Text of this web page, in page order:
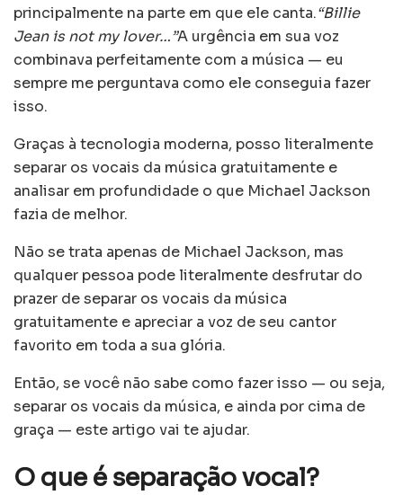
principalmente na parte em que ele canta.“Billie
Jean is not my lover…”A urgência em sua voz
combinava perfeitamente com a música — eu
sempre me perguntava como ele conseguia fazer
isso.
Graças à tecnologia moderna, posso literalmente
separar os vocais da música gratuitamente e
analisar em profundidade o que Michael Jackson
fazia de melhor.
Não se trata apenas de Michael Jackson, mas
qualquer pessoa pode literalmente desfrutar do
prazer de separar os vocais da música
gratuitamente e apreciar a voz de seu cantor
favorito em toda a sua glória.
Então, se você não sabe como fazer isso — ou seja,
separar os vocais da música, e ainda por cima de
graça — este artigo vai te ajudar.
O que é separação vocal?